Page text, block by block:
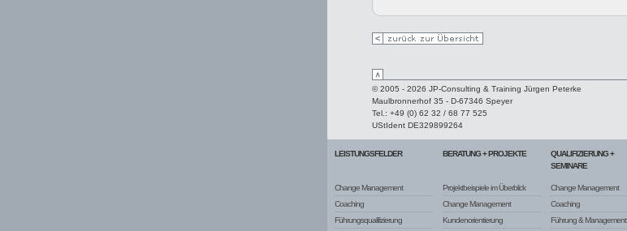
© 2005 - 2026 JP-Consulting & Training Jürgen Peterke
Maulbronnerhof 35 - D-67346 Speyer
Tel.: +49 (0) 62 32 / 68 77 525
UStIdent DE329899264
LEISTUNGSFELDER
Change Management
Coaching
Führungsqualifizierung
BERATUNG + PROJEKTE
Projektbeispiele im Überblick
Change Management
Kundenorientierung
QUALIFIZIERUNG +
SEMINARE
Change Management
Coaching
Führung & Management